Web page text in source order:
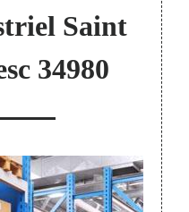
Saint
34980